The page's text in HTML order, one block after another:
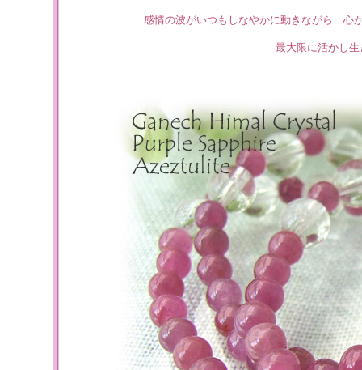
感情の波がいつもしなやかに動きながら
最大限に活かし